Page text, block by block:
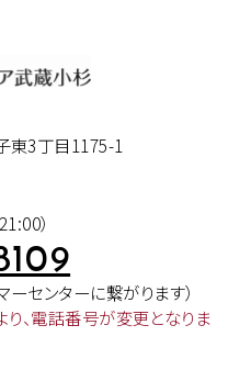
東3丁目1175-1
）
ーセンターに繋がります）
、電話番号が変更となりま